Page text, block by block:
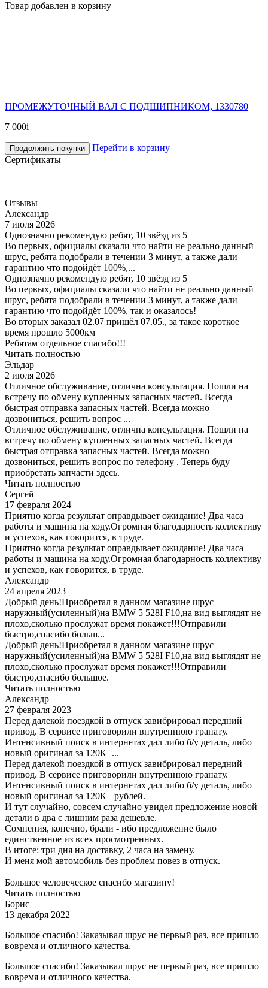
Товар добавлен в корзину
ПРОМЕЖУТОЧНЫЙ ВАЛ С ПОДШИПНИКОМ, 1330780
7 000i
Продолжить покупки
Перейти в корзину
Сертификаты
Отзывы
Александр
7 июля 2026
Однозначно рекомендую ребят, 10 звёзд из 5
Во первых, официалы сказали что найти не реально данный
шрус, ребята подобрали в течении 3 минут, а также дали
гарантию что подойдёт 100%,...
Однозначно рекомендую ребят, 10 звёзд из 5
Во первых, официалы сказали что найти не реально данный
шрус, ребята подобрали в течении 3 минут, а также дали
гарантию что подойдёт 100%, так и оказалось!
Во вторых заказал 02.07 пришёл 07.05., за такое короткое
время прошло 5000км
Ребятам отдельное спасибо!!!
Читать полностью
Эльдар
2 июля 2026
Отличное обслуживание, отлична консультация. Пошли на
встречу по обмену купленных запасных частей. Всегда
быстрая отправка запасных частей. Всегда можно
дозвониться, решить вопрос ...
Отличное обслуживание, отлична консультация. Пошли на
встречу по обмену купленных запасных частей. Всегда
быстрая отправка запасных частей. Всегда можно
дозвониться, решить вопрос по телефону . Теперь буду
приобретать запчасти здесь.
Читать полностью
Сергей
17 февраля 2024
Приятно когда результат оправдывает ожидание! Два часа
работы и машина на ходу.Огромная благодарность коллективу
и успехов, как говорится, в труде.
Приятно когда результат оправдывает ожидание! Два часа
работы и машина на ходу.Огромная благодарность коллективу
и успехов, как говорится, в труде.
Александр
24 апреля 2023
Добрый день!Приобретал в данном магазине шрус
наружный(усиленный)на BMW 5 528I F10,на вид выглядят не
плохо,сколько прослужат время покажет!!!Отправили
быстро,спасибо больш...
Добрый день!Приобретал в данном магазине шрус
наружный(усиленный)на BMW 5 528I F10,на вид выглядят не
плохо,сколько прослужат время покажет!!!Отправили
быстро,спасибо большое.
Читать полностью
Александр
27 февраля 2023
Перед далекой поездкой в отпуск завибрировал передний
привод. В сервисе приговорили внутреннюю гранату.
Интенсивный поиск в интернетах дал либо б/у деталь, либо
новый оригинал за 120К+...
Перед далекой поездкой в отпуск завибрировал передний
привод. В сервисе приговорили внутреннюю гранату.
Интенсивный поиск в интернетах дал либо б/у деталь, либо
новый оригинал за 120К+ рублей.
И тут случайно, совсем случайно увидел предложение новой
детали в два с лишним раза дешевле.
Сомнения, конечно, брали - ибо предложение было
единственное из всех просмотренных.
В итоге: три дня на доставку, 2 часа на замену.
И меня мой автомобиль без проблем повез в отпуск.
Большое человеческое спасибо магазину!
Читать полностью
Борис
13 декабря 2022
Большое спасибо! Заказывал шрус не первый раз, все пришло
вовремя и отличного качества.
Большое спасибо! Заказывал шрус не первый раз, все пришло
вовремя и отличного качества.